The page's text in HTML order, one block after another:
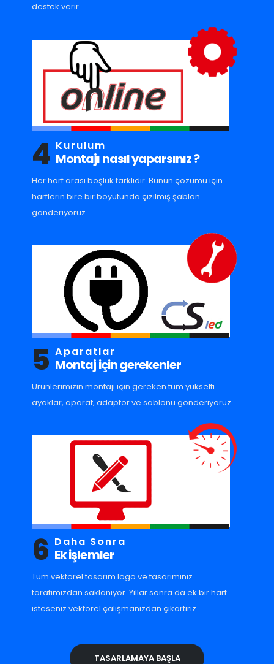
destek verir.
4 Kurulum
Montajı nasıl yaparsınız ?
Her harf arası boşluk farklıdır. Bunun çözümü için
harflerin bire bir boyutunda çizilmiş şablon
gönderiyoruz.
5 Aparatlar
Montaj için gerekenler
Ürünlerimizin montajı için gereken tüm yükselti
ayaklar, aparat, adaptor ve sablonu gönderiyoruz.
6 Daha Sonra
Ek işlemler
Tüm vektörel tasarım logo ve tasarımınız
tarafımızdan saklanıyor. Yıllar sonra da ek bir harf
isteseniz vektörel çalışmanızdan çıkartırız.
TASARLAMAYA BAŞLA